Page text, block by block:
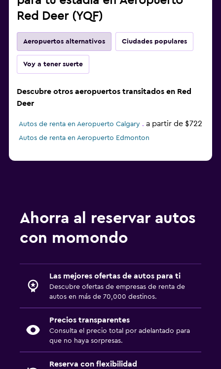
Red Deer (YQF)
Aeropuertos alternativos Ciudades populares
Voy a tener suerte
Descubre otros aeropuertos transitados en Red
Deer
Autos de renta en Aeropuerto Calgary a partir de $722
Autos de renta en Aeropuerto Edmonton
Ahorra al reservar autos
con momondo
Las mejores ofertas de autos para ti
Descubre ofertas de empresas de renta de
autos en más de 70,000 destinos.
Precios transparentes
Consulta el precio total por adelantado para
que no haya sorpresas.
Reserva con flexibilidad